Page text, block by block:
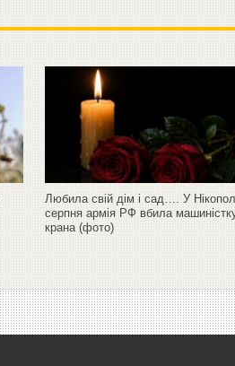
Любила свій дім і сад…. У
серпня армія РФ вбила
крана (фото)